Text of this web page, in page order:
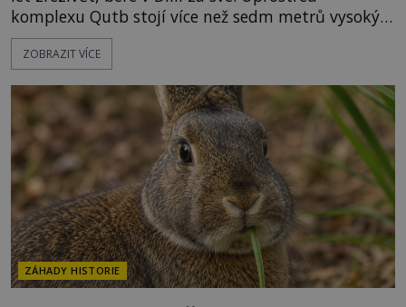
komplexu Qutb stojí více než sedm metrů vysoký
železný sloup, který už přibližně 1 600 let odolává
počasí s jen nepatrnými stopami koroze. Jeho
ztracených technologiích či tajemných
materiálech. Moderní metalurgie však ukazuje, že
skutečné vysvětlení je ješt
ZOBRAZIT VÍCE
ZÁHADY HISTORIE